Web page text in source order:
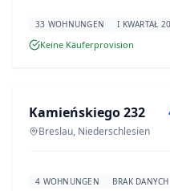
33 WOHNUNGEN I KWARTAŁ
Keine Käuferprovision
NEUBAU
Kamieńskiego 232
Breslau, Niederschlesien
4 WOHNUNGEN BRAK DANYCH